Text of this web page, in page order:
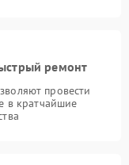
ремонт
провести
в кратчайшие